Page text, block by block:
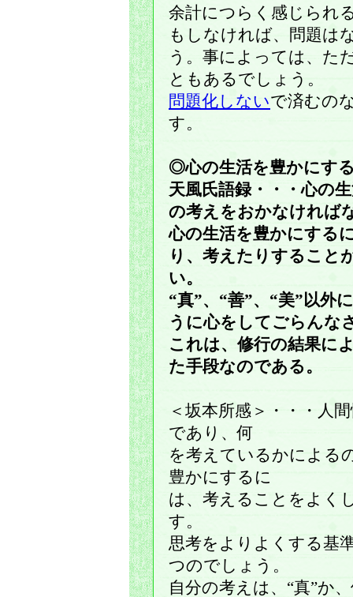
余計につらく感じられ
もしなければ、問題は
う。事によっては、た
ともあるでしょう。
問題化しないで済むの
す。
◎心の生活を豊かにす
天風氏語録・・・心の
の考えをおかなければ
心の生活を豊かにする
り、考えたりすること
い。
“真”、“善”、“美”以外
うに心をしてごらんな
これは、修行の結果に
た手段なのである。
＜坂本所感＞・・・人
であり、何
を考えているかによる
豊かにするに
は、考えることをよく
す。
思考をよりよくする基
つのでしょう。
自分の考えは、“真”か